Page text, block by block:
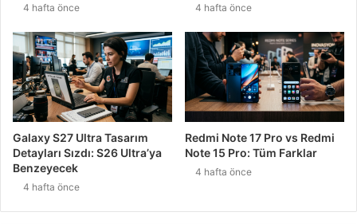
4 hafta önce 4 hafta önce
Galaxy S27 Ultra Tasarım
Detayları Sızdı: S26 Ultra’ya
Benzeyecek
4 hafta önce
Redmi Note 17 Pro vs Redmi
Note 15 Pro: Tüm Farklar
4 hafta önce